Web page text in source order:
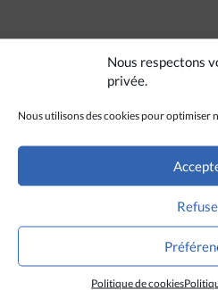
Nous respectons
privée.
Nous utilisons des cookies pour optimiser
Politique de cookies